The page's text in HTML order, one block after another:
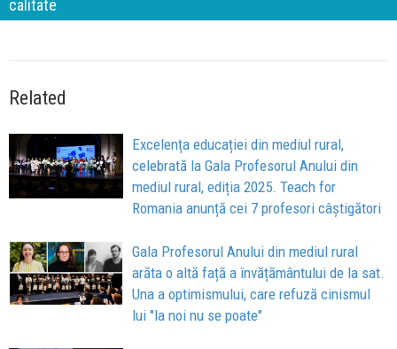
calitate
Related
Excelența educației din mediul rural,
celebrată la Gala Profesorul Anului din
mediul rural, ediția 2025. Teach for
Romania anunță cei 7 profesori câștigători
Gala Profesorul Anului din mediul rural
arăta o altă față a învățământului de la sat.
Una a optimismului, care refuză cinismul
lui "la noi nu se poate"